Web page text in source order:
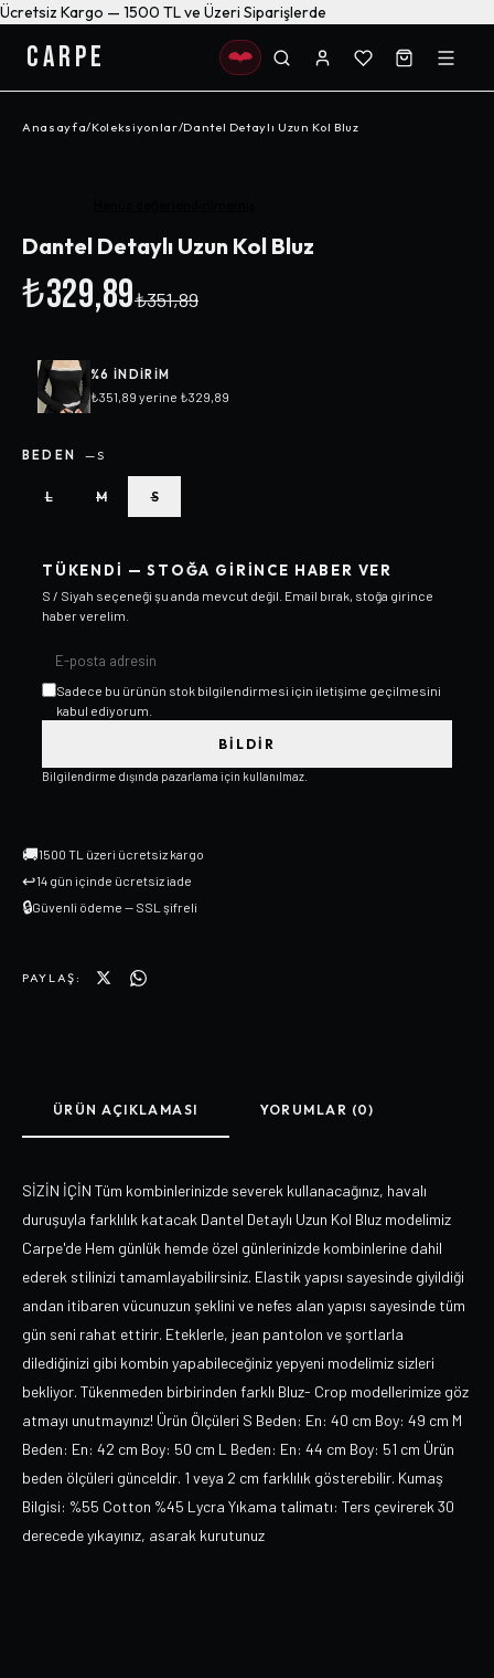
Ücretsiz Kargo — 1500 TL ve Üzeri Siparişlerde
CARPE
Anasayfa/Koleksiyonlar/Dantel Detaylı Uzun Kol Bluz
Dantel Detaylı Uzun Kol Bluz
₺329,89₺351,89
%6 INDIRIM
₺351,89 yerine ₺329,89
BEDEN —S
L M S
TÜKENDI — STOĞA GIRINCE HABER VER
S / Siyah seçeneği şu anda mevcut değil. Email bırak, stoğa girince
haber verelim.
Sadece bu ürünün stok bilgilendirmesi için iletişime geçilmesini
kabul ediyorum.
BILDIR
Bilgilendirme dışında pazarlama için kullanılmaz.
🚚1500 TL üzeri ücretsiz kargo
↩14 gün içinde ücretsiz iade
🔒Güvenli ödeme — SSL şifreli
PAYLAŞ:
ÜRÜN AÇIKLAMASI YORUMLAR (0)
SİZİN İÇİN Tüm kombinlerinizde severek kullanacağınız, havalı
duruşuyla farklılık katacak Dantel Detaylı Uzun Kol Bluz modelimiz
Carpe'de Hem günlük hemde özel günlerinizde kombinlerine dahil
ederek stilinizi tamamlayabilirsiniz. Elastik yapısı sayesinde giyildiği
andan itibaren vücunuzun şeklini ve nefes alan yapısı sayesinde tüm
gün seni rahat ettirir. Eteklerle, jean pantolon ve şortlarla
dilediğinizi gibi kombin yapabileceğiniz yepyeni modelimiz sizleri
bekliyor. Tükenmeden birbirinden farklı Bluz- Crop modellerimize göz
atmayı unutmayınız! Ürün Ölçüleri S Beden: En: 40 cm Boy: 49 cm M
Beden: En: 42 cm Boy: 50 cm L Beden: En: 44 cm Boy: 51 cm Ürün
beden ölçüleri günceldir. 1 veya 2 cm farklılık gösterebilir. Kumaş
Bilgisi: %55 Cotton %45 Lycra Yıkama talimatı: Ters çevirerek 30
derecede yıkayınız, asarak kurutunuz